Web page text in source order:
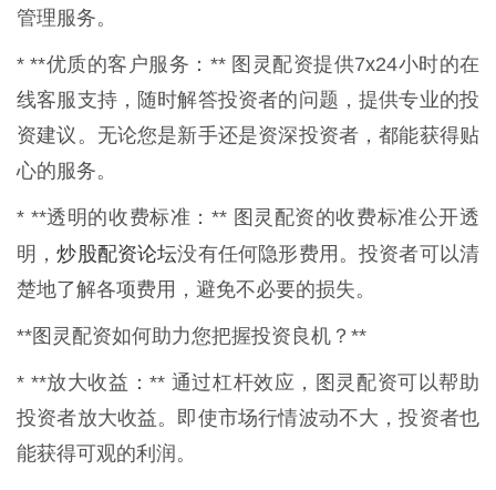
管理服务。
* **优质的客户服务：** 图灵配资提供7x24小时的在
线客服支持，随时解答投资者的问题，提供专业的投
资建议。无论您是新手还是资深投资者，都能获得贴
心的服务。
* **透明的收费标准：** 图灵配资的收费标准公开透
明，炒股配资论坛没有任何隐形费用。投资者可以清
楚地了解各项费用，避免不必要的损失。
**图灵配资如何助力您把握投资良机？**
* **放大收益：** 通过杠杆效应，图灵配资可以帮助
投资者放大收益。即使市场行情波动不大，投资者也
能获得可观的利润。